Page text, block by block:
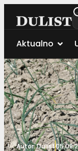
Aktualno
Autor:Dulist